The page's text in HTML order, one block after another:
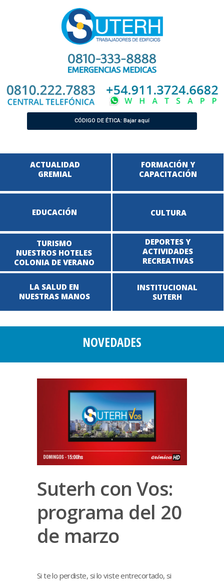
CÓDIGO DE ÉTICA: Bajar aquí
ACTUALIDAD
GREMIAL
EDUCACIÓN CULTURA
TURISMO
NUESTROS HOTELES
COLONIA DE VERANO
DEPORTES Y
ACTIVIDADES
RECREATIVAS
LA SALUD EN
NUESTRAS MANOS
INSTITUCIONAL
SUTERH
FORMACIÓN Y
CAPACITACIÓN
NOVEDADES
Suterh con Vos:
programa del 20
de marzo
Si te lo perdiste, si lo viste entrecortado, si